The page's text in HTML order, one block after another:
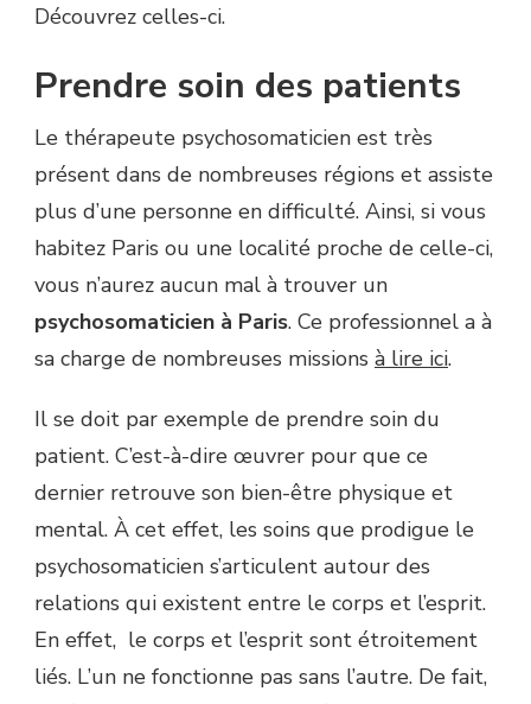
Découvrez celles-ci.
Prendre soin des patients
Le thérapeute psychosomaticien est très
présent dans de nombreuses régions et assiste
plus d’une personne en difficulté. Ainsi, si vous
habitez Paris ou une localité proche de celle-ci,
vous n’aurez aucun mal à trouver un
psychosomaticien à Paris. Ce professionnel a à
sa charge de nombreuses missions à lire ici.
Il se doit par exemple de prendre soin du
patient. C’est-à-dire œuvrer pour que ce
dernier retrouve son bien-être physique et
mental. À cet effet, les soins que prodigue le
psychosomaticien s’articulent autour des
relations qui existent entre le corps et l’esprit.
En effet, le corps et l’esprit sont étroitement
liés. L’un ne fonctionne pas sans l’autre. De fait,